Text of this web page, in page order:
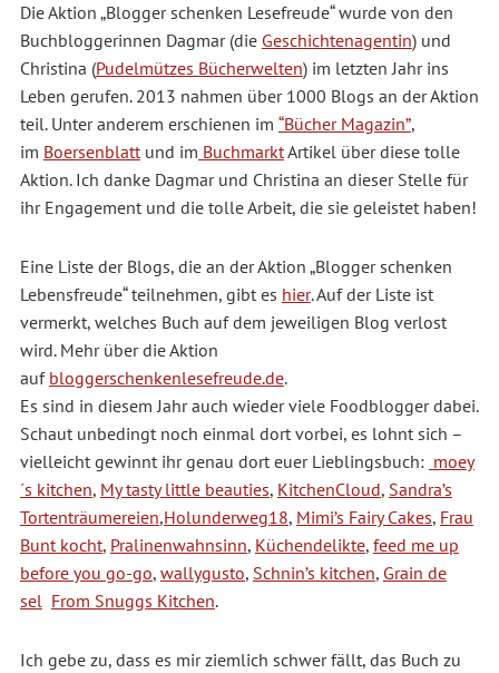
Die Aktion „Blogger schenken Lesefreude“ wurde von den
Buchbloggerinnen Dagmar (die Geschichtenagentin) und
Christina (Pudelmützes Bücherwelten) im letzten Jahr ins
Leben gerufen. 2013 nahmen über 1000 Blogs an der Aktion
teil. Unter anderem erschienen im “Bücher Magazin”,
im Boersenblattund im BuchmarktArtikel über diese tolle
Aktion. Ich danke Dagmar und Christina an dieser Stelle für
ihr Engagement und die tolle Arbeit, die sie geleistet haben!
Eine Liste der Blogs, die an der Aktion „Blogger schenken
Lebensfreude“ teilnehmen, gibt es hier. Auf der Liste ist
vermerkt, welches Buch auf dem jeweiligen Blog verlost
wird. Mehr über die Aktion
auf bloggerschenkenlesefreude.de.
Es sind in diesem Jahr auch wieder viele Foodblogger dabei.
Schaut unbedingt noch einmal dort vorbei, es lohnt sich –
vielleicht gewinnt ihr genau dort euer Lieblingsbuch: moey
´s kitchen, My tasty little beauties, KitchenCloud, Sandra’s
Tortenträumereien,Holunderweg18, Mimi’s Fairy Cakes, Frau
Bunt kocht, Pralinenwahnsinn, Küchendelikte, feed me up
before you go-go, wallygusto, Schnin’s kitchen, Grain de
sel From Snuggs Kitchen.
Ich gebe zu, dass es mir ziemlich schwer fällt, das Buch zu